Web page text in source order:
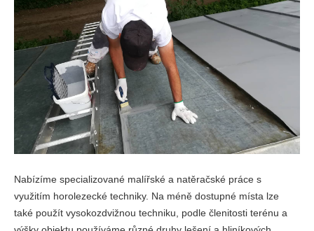
Nabízíme specializované malířské a natěračské práce s
využitím horolezecké techniky. Na méně dostupné místa lze
také použít vysokozdvižnou techniku, podle členitosti terénu a